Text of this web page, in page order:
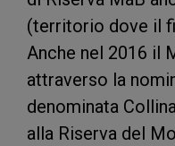
(territorio dove il
Anche nel 2016 il
attraverso la
denominata
alla Riserva del